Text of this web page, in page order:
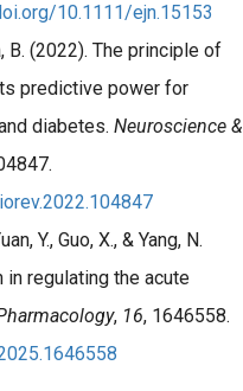
10.1111/ejn.15153
B. (2022). The principle of
predictive power for
diabetes. Neuroscience &
Y., Guo, X., & Yang, N.
regulating the acute
, 16, 1646558.